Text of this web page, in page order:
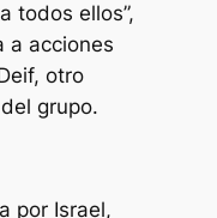
todos ellos”,
a acciones
otro
grupo.
por Israel,